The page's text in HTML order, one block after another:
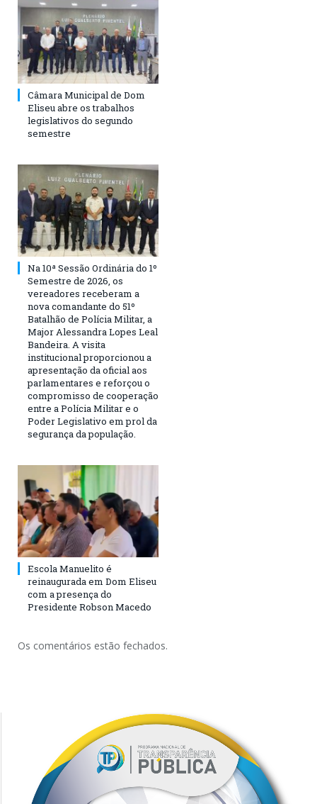
Câmara Municipal de Dom
Eliseu abre os trabalhos
legislativos do segundo
semestre
Na 10ª Sessão Ordinária do 1º
Semestre de 2026, os
vereadores receberam a
nova comandante do 51º
Batalhão de Polícia Militar, a
Major Alessandra Lopes Leal
Bandeira. A visita
institucional proporcionou a
apresentação da oficial aos
parlamentares e reforçou o
compromisso de cooperação
entre a Polícia Militar e o
Poder Legislativo em prol da
segurança da população.
Escola Manuelito é
reinaugurada em Dom Eliseu
com a presença do
Presidente Robson Macedo
Os comentários estão fechados.